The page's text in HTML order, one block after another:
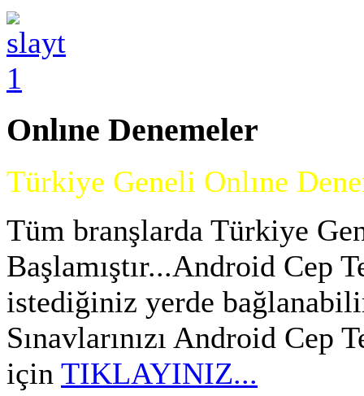
Onlıne Denemeler
Türkiye Geneli Onlıne
Tüm branşlarda Türkiye
Başlamıştır...Android Cep
istediğiniz yerde
Sınavlarınızı Android
için TIKLAYINIZ...